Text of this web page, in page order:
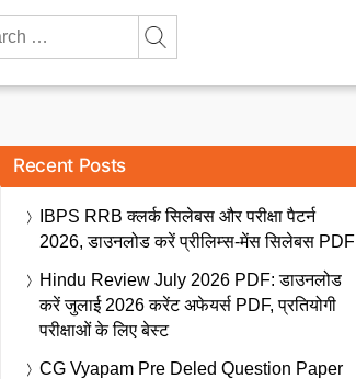
Recent Posts
IBPS RRB क्लर्क सिलेबस और परीक्षा पैटर्न
2026, डाउनलोड करें प्रीलिम्स-मेंस सिलेबस PDF
Hindu Review July 2026 PDF: डाउनलोड
करें जुलाई 2026 करेंट अफेयर्स PDF, प्रतियोगी
परीक्षाओं के लिए बेस्ट
CG Vyapam Pre Deled Question Paper